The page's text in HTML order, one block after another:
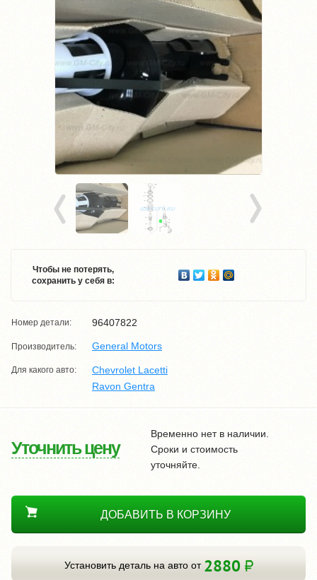
Чтобы не потерять,
сохранить у себя в:
Номер детали: 96407822
Производитель: General Motors
Для какого авто:
Chevrolet Lacetti
Ravon Gentra
Уточнить цену
Временно нет в наличии.
Сроки и стоимость
уточняйте.
ДОБАВИТЬ В КОРЗИНУ
Установить деталь на авто от 2880